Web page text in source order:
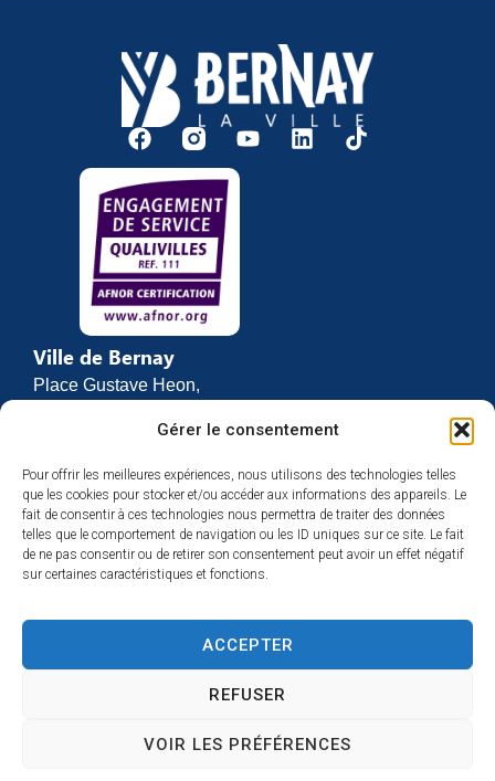
Gérer le consentement
Pour offrir les meilleures expériences, nous utilisons des technologies telles
que les cookies pour stocker et/ou accéder aux informations des appareils. Le
fait de consentir à ces technologies nous permettra de traiter des données
telles que le comportement de navigation ou les ID uniques sur ce site. Le fait
de ne pas consentir ou de retirer son consentement peut avoir un effet négatif
sur certaines caractéristiques et fonctions.
ACCEPTER
REFUSER
VOIR LES PRÉFÉRENCES
Ville de Bernay
Place Gustave Heon,
27307 BERNAY
02 32 46 63 00
Contact
Horaires d’ouverture
Du lundi au vendredi :
et de 13h30 à 17h